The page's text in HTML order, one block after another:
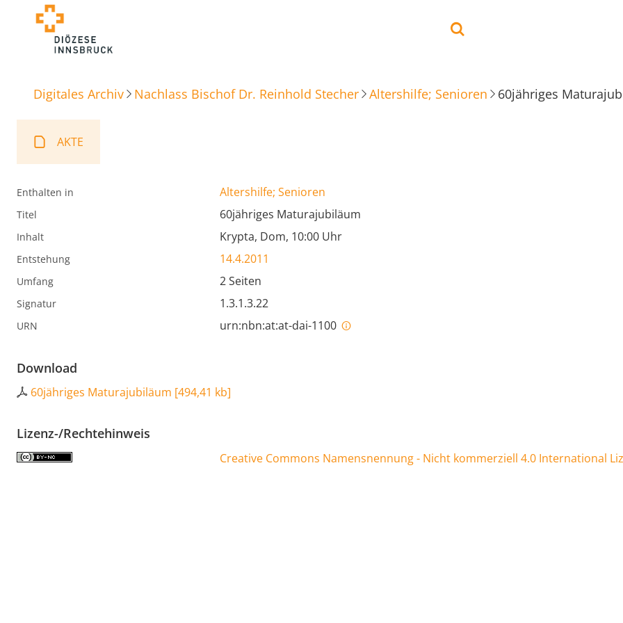
Digitales Archiv Nachlass Bischof Dr. Reinhold Stecher Altershilfe; Senioren 60jähriges
AKTE
Enthalten in Altershilfe; Senioren
Titel 60jähriges Maturajubiläum
Inhalt Krypta, Dom, 10:00 Uhr
Entstehung 14.4.2011
Umfang 2 Seiten
Signatur 1.3.1.3.22
URN urn:nbn:at:at-dai-1100
Download
60jähriges Maturajubiläum [494,41 kb]
Lizenz-/Rechtehinweis
Creative Commons Namensnennung - Nicht kommerziell 4.0 International